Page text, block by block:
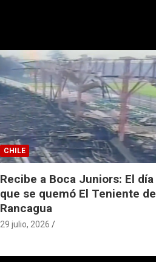
CHILE
Recibe a Boca Juniors: El día
que se quemó El Teniente de
Rancagua
29 julio, 2026